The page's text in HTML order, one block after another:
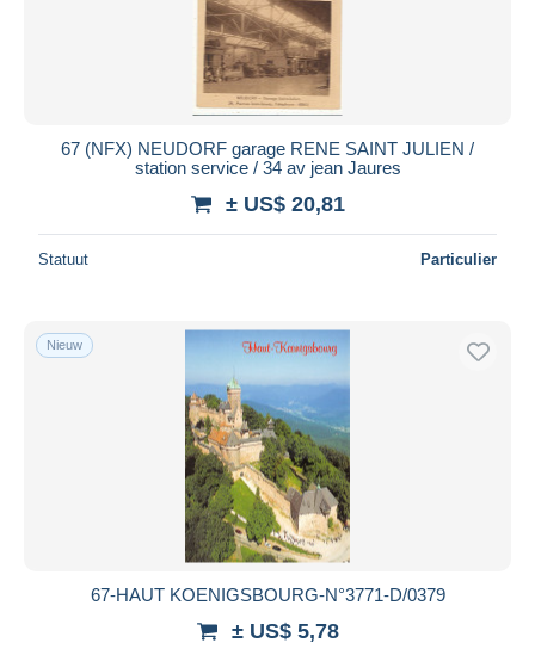
Toepassen
67 (NFX) NEUDORF garage RENE SAINT JULIEN /
station service / 34 av jean Jaures
± US$ 20,81
Statuut Particulier
Nieuw
67-HAUT KOENIGSBOURG-N°3771-D/0379
± US$ 5,78